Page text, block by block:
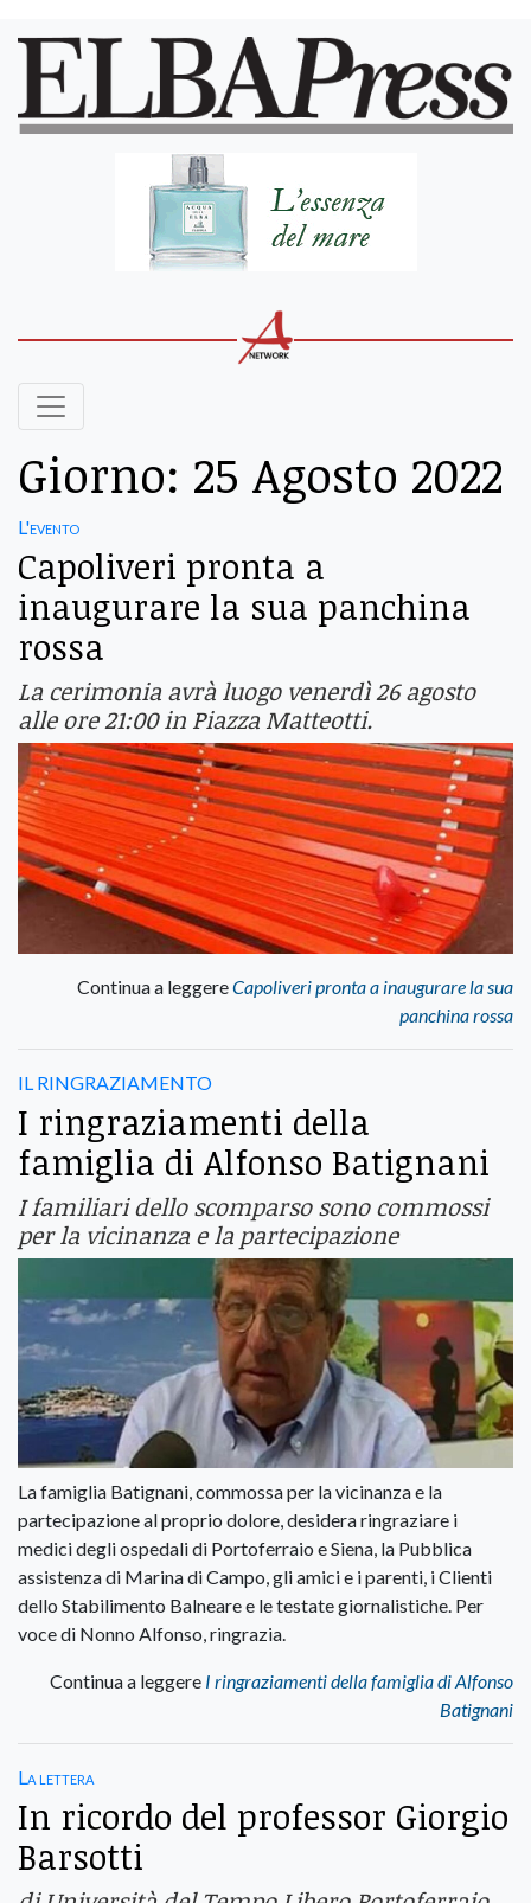
Giorno: 25 Agosto 2022
L'evento
Capoliveri pronta a
inaugurare la sua panchina
rossa
La cerimonia avrà luogo venerdì 26 agosto
alle ore 21:00 in Piazza Matteotti.
Continua a leggereCapoliveri pronta a inaugurare la sua
panchina rossa
IL RINGRAZIAMENTO
I ringraziamenti della
famiglia di Alfonso Batignani
I familiari dello scomparso sono commossi
per la vicinanza e la partecipazione
La famiglia Batignani, commossa per la vicinanza e la
partecipazione al proprio dolore, desidera ringraziare i
medici degli ospedali di Portoferraio e Siena, la Pubblica
assistenza di Marina di Campo, gli amici e i parenti, i Clienti
dello Stabilimento Balneare e le testate giornalistiche. Per
voce di Nonno Alfonso, ringrazia.
Continua a leggere I ringraziamenti della famiglia di Alfonso
Batignani
La lettera
In ricordo del professor Giorgio
Barsotti